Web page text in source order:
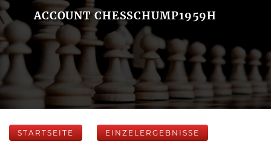
ACCOUNT CHESSCHUMP1959H
STARTSEITE EINZELERGEBNISSE